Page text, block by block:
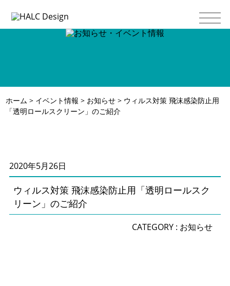
ホーム > イベント情報 > お知らせ > ウィルス対策 飛沫感染防止用
「透明ロールスクリーン」のご紹介
2020年5月26日
ウィルス対策 飛沫感染防止用「透明ロールスク
リーン」のご紹介
CATEGORY : お知らせ